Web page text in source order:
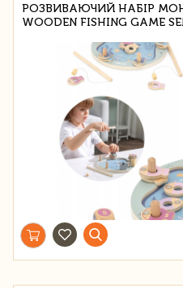
РОЗВИВАЮЧИЙ НАБІР
WOODEN FISHING GAME